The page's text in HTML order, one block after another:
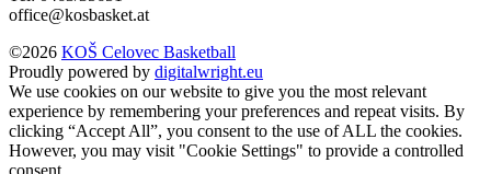
office@kosbasket.at
©2026 KOŠ Celovec Basketball
Proudly powered by digitalwright.eu
We use cookies on our website to give you the most relevant
experience by remembering your preferences and repeat visits. By
clicking “Accept All”, you consent to the use of ALL the cookies.
However, you may visit "Cookie Settings" to provide a controlled
consent.